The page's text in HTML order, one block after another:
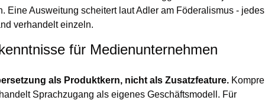
Eine Ausweitung scheitert laut Adler am Föderalismus - jedes
verhandelt einzeln.
für Medienunternehmen
als Produktkern, nicht als Zusatzfeature.
Sprachzugang als eigenes Geschäftsmodell. Für